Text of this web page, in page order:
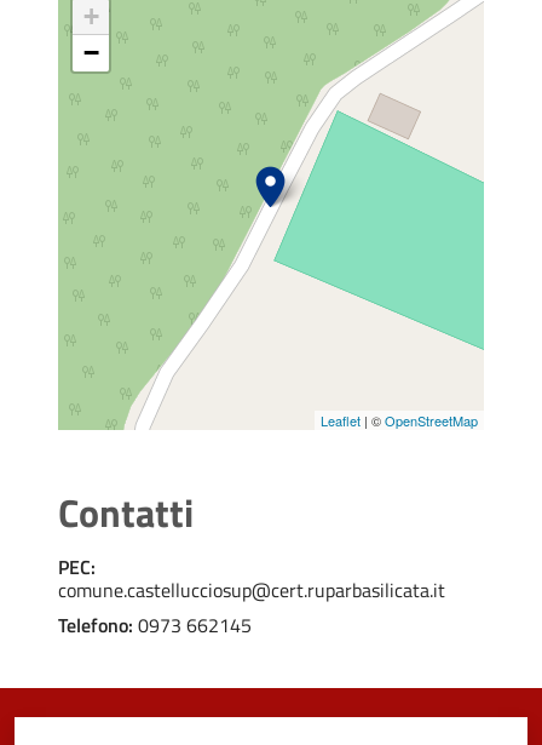
+
−
Leaflet | ©OpenStreetMap
Contatti
PEC:
comune.castellucciosup@cert.ruparbasilicata.it
Telefono: 0973 662145